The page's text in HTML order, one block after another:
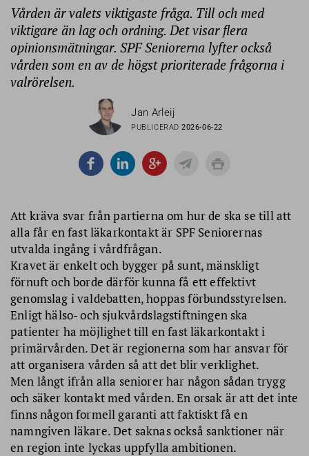
Vården är valets viktigaste fråga. Till och med
viktigare än lag och ordning. Det visar flera
opinionsmätningar. SPF Seniorerna lyfter också
vården som en av de högst prioriterade frågorna i
valrörelsen.
Jan Arleij
PUBLICERAD2026-06-22
Att kräva svar från partierna om hur de ska se till att
alla får en fast läkarkontakt är SPF Seniorernas
utvalda ingång i vårdfrågan.
Kravet är enkelt och bygger på sunt, mänskligt
förnuft och borde därför kunna få ett effektivt
genomslag i valdebatten, hoppas förbundsstyrelsen.
Enligt hälso- och sjukvårdslagstiftningen ska
patienter ha möjlighet till en fast läkarkontakt i
primärvården. Det är regionerna som har ansvar för
att organisera vården så att det blir verklighet.
Men långt ifrån alla seniorer har någon sådan trygg
och säker kontakt med vården. En orsak är att det inte
finns någon formell garanti att faktiskt få en
namngiven läkare. Det saknas också sanktioner när
en region inte lyckas uppfylla ambitionen.